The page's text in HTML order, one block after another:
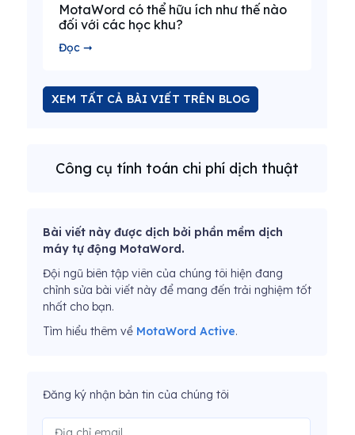
MotaWord có thể hữu ích như thế nào
đối với các học khu?
Đọc ➞
XEM TẤT CẢ BÀI VIẾT TRÊN BLOG
Công cụ tính toán chi phí dịch thuật
Bài viết này được dịch bởi phần mềm dịch
máy tự động MotaWord.
Đội ngũ biên tập viên của chúng tôi hiện đang
chỉnh sửa bài viết này để mang đến trải nghiệm tốt
nhất cho bạn.
Tìm hiểu thêm về MotaWord Active.
Đăng ký nhận bản tin của chúng tôi